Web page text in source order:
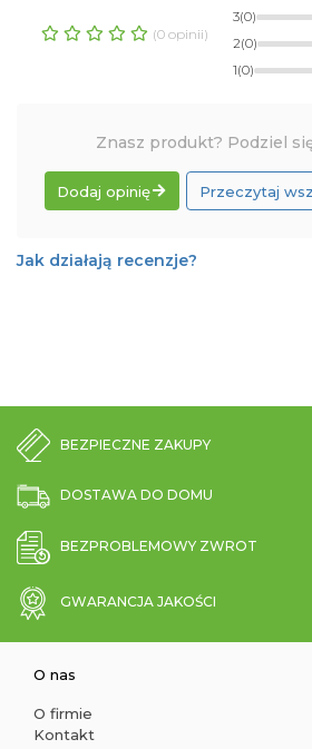
(0 opinii)
3(0)
2(0)
1(0)
Znasz produkt? Podziel
Dodaj opinię Przeczytaj
Jak działają recenzje?
BEZPIECZNE ZAKUPY
DOSTAWA DO DOMU
BEZPROBLEMOWY ZWROT
GWARANCJA JAKOŚCI
O nas
O firmie
Kontakt